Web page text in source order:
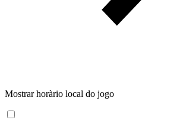
Mostrar horàrio local do jogo